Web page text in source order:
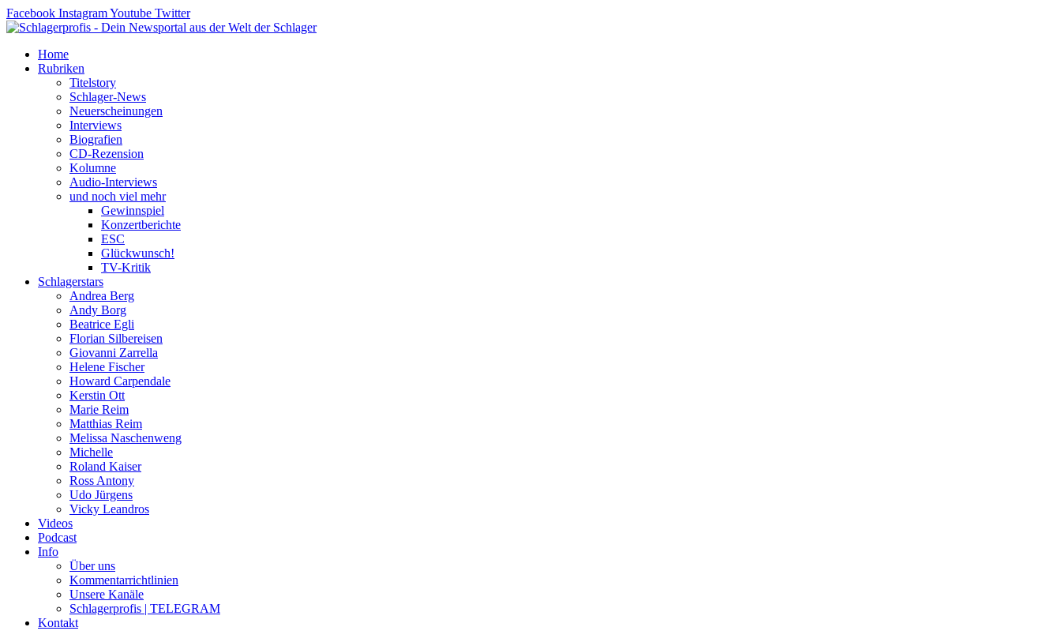
Zum
Inhalt
Facebook InstagramYoutube Twitter
Home
Rubriken
Titelstory
Schlager-News
Neuerscheinungen
Interviews
Biografien
CD-Rezension
Kolumne
Audio-Interviews
und noch viel mehr
Gewinnspiel
Konzertberichte
ESC
Glückwunsch!
TV-Kritik
Schlagerstars
Andrea Berg
Andy Borg
Beatrice Egli
Florian Silbereisen
Giovanni Zarrella
Helene Fischer
Howard Carpendale
Kerstin Ott
Marie Reim
Matthias Reim
Melissa Naschenweng
Michelle
Roland Kaiser
Ross Antony
Udo Jürgens
Vicky Leandros
Videos
Podcast
Info
Über uns
Kommentarrichtlinien
Unsere Kanäle
Schlagerprofis | TELEGRAM
Kontakt